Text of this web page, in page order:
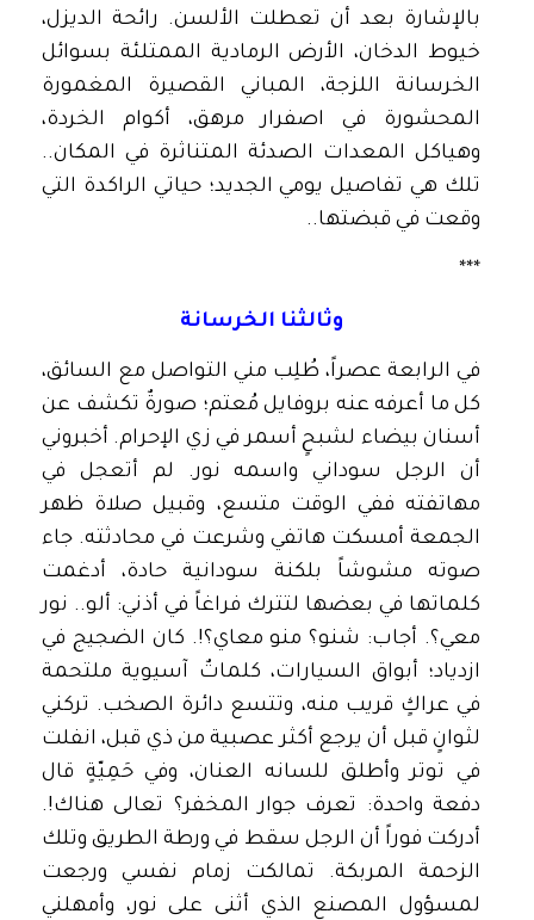
بالإشارة بعد أن تعطلت الألسن. رائحة الديزل،
خيوط الدخان، الأرض الرمادية الممتلئة بسوائل
الخرسانة اللزجة، المباني القصيرة المغمورة
المحشورة في اصفرار مرهق، أكوام الخردة،
وهياكل المعدات الصدئة المتناثرة في المكان..
تلك هي تفاصيل يومي الجديد؛ حياتي الراكدة التي
وقعت في قبضتها..
***
وثالثنا الخرسانة
في الرابعة عصراً، طُلِب مني التواصل مع السائق،
كل ما أعرفه عنه بروفايل مُعتم؛ صورةٌ تكشف عن
أسنان بيضاء لشبحٍ أسمر في زي الإحرام. أخبروني
أن الرجل سوداني واسمه نور. لم أتعجل في
مهاتفته ففي الوقت متسع، وقبيل صلاة ظهر
الجمعة أمسكت هاتفي وشرعت في محادثته. جاء
صوته مشوشاً بلكنة سودانية حادة، أدغمت
كلماتها في بعضها لتترك فراغاً في أذني: ألو.. نور
معي؟. أجاب: شنو؟ منو معاي؟!. كان الضجيج في
ازدياد؛ أبواق السيارات، كلماتٌ آسيوية ملتحمة
في عراكٍ قريب منه، وتتسع دائرة الصخب. تركني
لثوانٍ قبل أن يرجع أكثر عصبية من ذي قبل، انفلت
في توتر وأطلق للسانه العنان، وفي حَمِيّةٍ قال
دفعة واحدة: تعرف جوار المخفر؟ تعالى هناك!.
أدركت فوراً أن الرجل سقط في ورطة الطريق وتلك
الزحمة المربكة. تمالكت زمام نفسي ورجعت
لمسؤول المصنع الذي أثنى على نور، وأمهلني